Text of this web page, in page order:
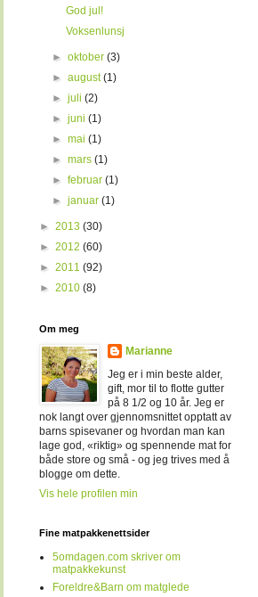
God jul!
Voksenlunsj
►oktober(3)
►august(1)
►juli(2)
►juni(1)
►mai(1)
►mars(1)
►februar(1)
►januar(1)
► 2013 (30)
► 2012 (60)
► 2011 (92)
► 2010 (8)
Om meg
Marianne
Jeg er i min beste alder,
gift, mor til to flotte gutter
på 8 1/2 og 10 år. Jeg er
nok langt over gjennomsnittet opptatt av
barns spisevaner og hvordan man kan
lage god, «riktig» og spennende mat for
både store og små - og jeg trives med å
blogge om dette.
Vis hele profilen min
Fine matpakkenettsider
5omdagen.com skriver om
matpakkekunst
Foreldre&Barn om matglede